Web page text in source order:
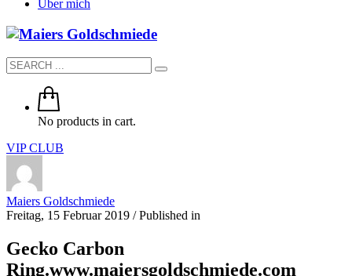
Über mich
No products in cart.
VIP CLUB
Maiers Goldschmiede
Freitag, 15 Februar 2019 /Published in
Gecko Carbon
Ring.www.maiersgoldschmiede.com